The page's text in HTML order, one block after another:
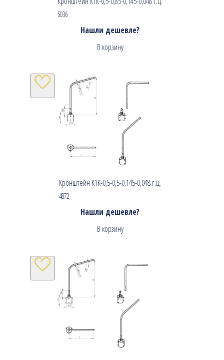
5036
Нашли дешевле?
В корзину
Кронштейн К1К-0,5-0,5-0,145-0,048 г.ц.
4872
Нашли дешевле?
В корзину